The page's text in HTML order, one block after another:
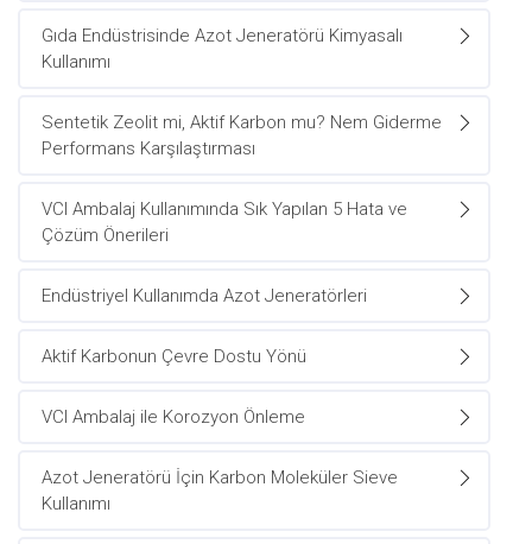
Gıda Endüstrisinde Azot Jeneratörü Kimyasalı
Kullanımı
Sentetik Zeolit mi, Aktif Karbon mu? Nem Giderme
Performans Karşılaştırması
VCI Ambalaj Kullanımında Sık Yapılan 5 Hata ve
Çözüm Önerileri
Endüstriyel Kullanımda Azot Jeneratörleri
Aktif Karbonun Çevre Dostu Yönü
VCI Ambalaj ile Korozyon Önleme
Azot Jeneratörü İçin Karbon Moleküler Sieve
Kullanımı